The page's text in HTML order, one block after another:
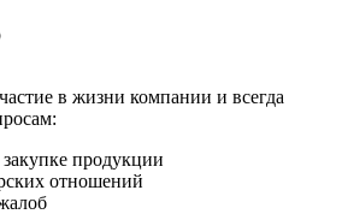
в жизни компании и всегда
продукции
отношений